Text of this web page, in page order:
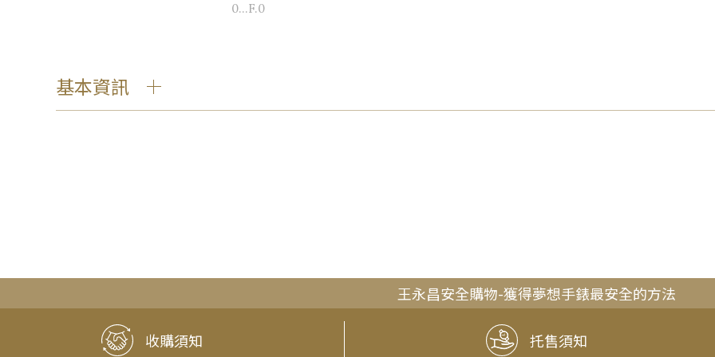
0...F.0
基本資訊
王永昌安全購物-獲得夢想手錶最安全的方法
收購須知 托售須知